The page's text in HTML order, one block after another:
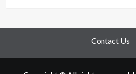
Contact Us